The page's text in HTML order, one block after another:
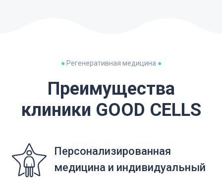
● Регенеративная медицина ●
Преимущества
клиники GOOD CELLS
Персонализированная
медицина и индивидуальный